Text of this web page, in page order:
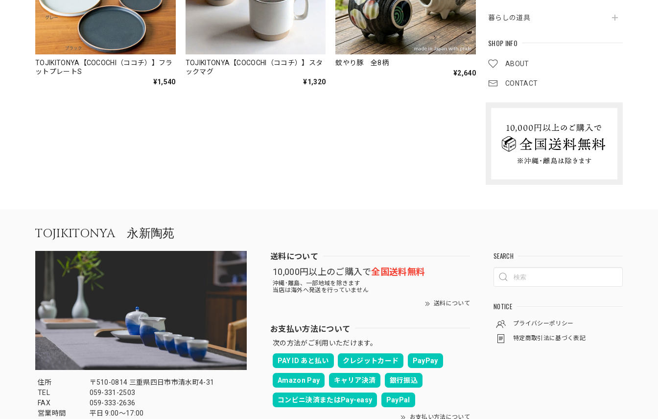
暮らしの道具
SHOP INFO
ABOUT
CONTACT
TOJIKITONYA【COCOCHI（ココチ）】フラ
ットプレートS
¥1,540
TOJIKITONYA【COCOCHI（ココチ）】スタ
ックマグ
¥1,320
蚊やり豚 全8柄
¥2,640
TOJIKITONYA 永新陶苑
住所
〒510-0814 三重県四日市市清水町4-31
TEL
059-331-2503
FAX
059-333-2636
営業時間
平日 9:00～17:00
送料について
10,000円以上のご購入で全国送料無料
沖縄･離島、一部地域を除きます
当店は海外へ発送を行っていません
送料について
お支払い方法について
次の方法がご利用いただけます。
PAY ID あと払い クレジットカード PayPay
Amazon Pay キャリア決済 銀行振込
コンビニ決済またはPay-easy PayPal
お支払い方法について
SEARCH
NOTICE
プライバシーポリシー
特定商取引法に基づく表記